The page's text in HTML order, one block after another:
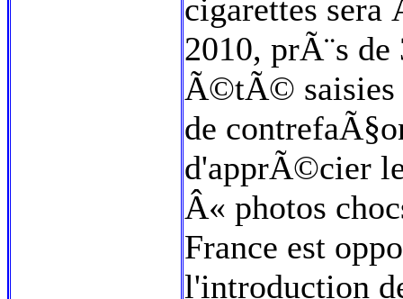
cigarettes
2010, prÃ¨s
Ã©tÃ© saisies
de
d'apprÃ©cier
Â« photos
France est
l'introduction